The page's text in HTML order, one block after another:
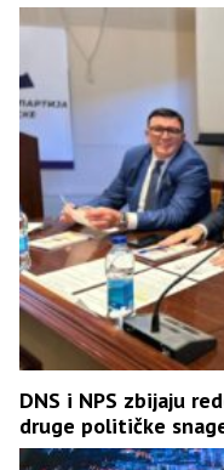
DNS i NPS zbijaju
druge političke